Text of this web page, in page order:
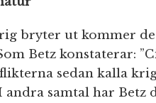
bryter ut kommer
Betz konstaterar:
sedan kalla
andra samtal har Betz